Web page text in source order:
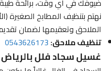
نهتم بتنظيف المطابخ الصغيرة
الملاحق وتعقيمها لضمان تقديم
تنظيف ملاحق:0543626173
غسيل سجاد فلل بالرياض